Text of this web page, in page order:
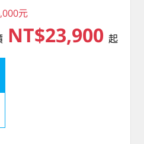
元
NT$23,900 起